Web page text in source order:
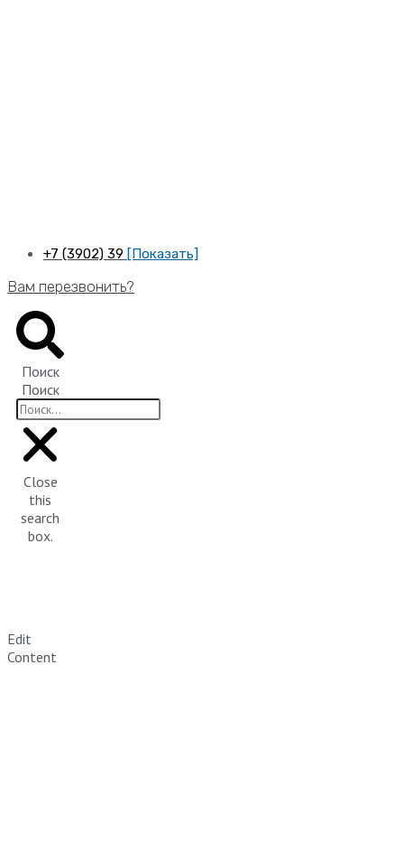
+7 (3902) 39 [Показать]
Вам перезвонить?
Поиск
Поиск
Close
this
search
box.
Edit
Content